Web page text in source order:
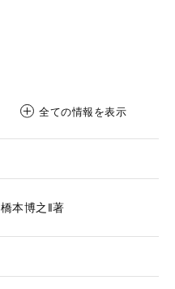
全ての情報を表示
橋本博之‖著